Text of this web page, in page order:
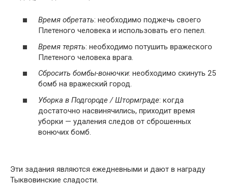
Время обретать: необходимо поджечь своего
Плетеного человека и использовать его пепел.
Время терять: необходимо потушить вражеского
Плетеного человека врага.
Сбросить бомбы-вонючки: необходимо скинуть 25
бомб на вражеский город.
Уборка в Подгороде / Штормграде: когда
достаточно насвинячились, приходит время
уборки — удаления следов от сброшенных
вонючих бомб.
Эти задания являются ежедневными и дают в награду
Тыквовинские сладости.